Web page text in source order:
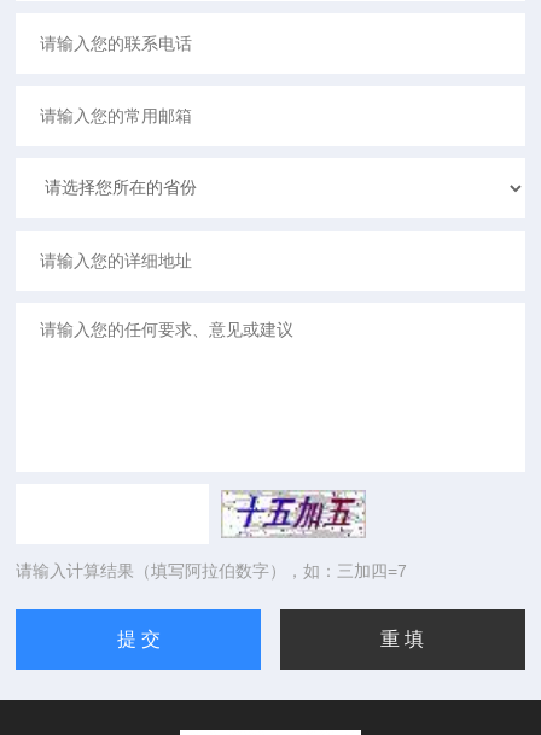
请输入计算结果（填写阿拉伯数字），如：三加四=7